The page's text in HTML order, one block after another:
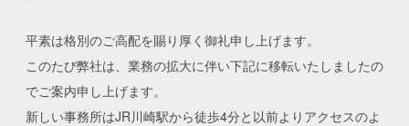
平素は格別のご高配を賜り厚く御礼申し上げます。
このたび弊社は、業務の拡大に伴い下記に移転いたしましたの
でご案内申し上げます。
新しい事務所はJR川崎駅から徒歩4分と以前よりアクセスのよ